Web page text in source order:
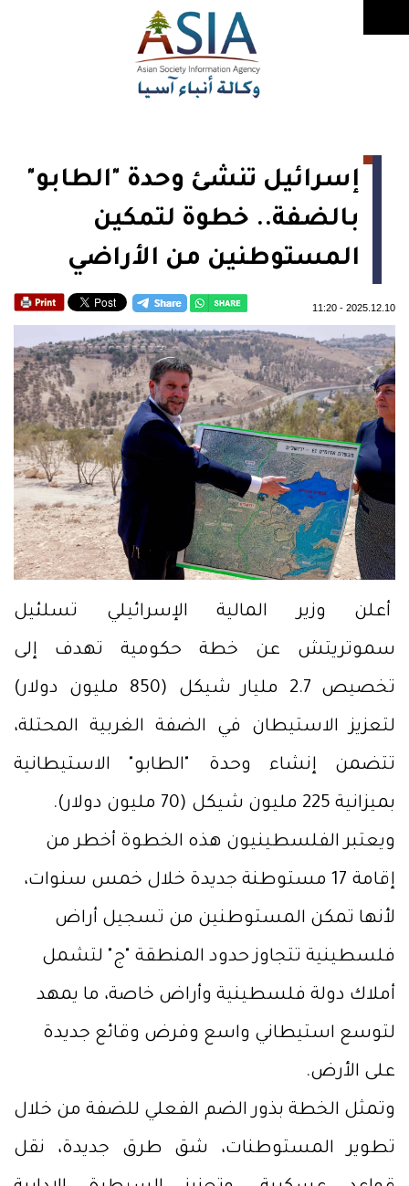
إسرائيل تنشئ وحدة "الطابو"
بالضفة.. خطوة لتمكين
المستوطنين من الأراضي
2025.12.10
-
11:20
أعلن وزير المالية الإسرائيلي تسلئيل
سموتريتش عن خطة حكومية تهدف إلى
تخصيص 2.7 مليار شيكل (850 مليون دولار)
لتعزيز الاستيطان في الضفة الغربية المحتلة،
تتضمن إنشاء وحدة "الطابو" الاستيطانية
بميزانية 225 مليون شيكل (70 مليون دولار).
ويعتبر الفلسطينيون هذه الخطوة أخطر من
إقامة 17 مستوطنة جديدة خلال خمس سنوات،
لأنها تمكن المستوطنين من تسجيل أراض
فلسطينية تتجاوز حدود المنطقة "ج" لتشمل
أملاك دولة فلسطينية وأراض خاصة، ما يمهد
لتوسع استيطاني واسع وفرض وقائع جديدة
على الأرض.
وتمثل الخطة بذور الضم الفعلي للضفة من خلال
تطوير المستوطنات، شق طرق جديدة، نقل